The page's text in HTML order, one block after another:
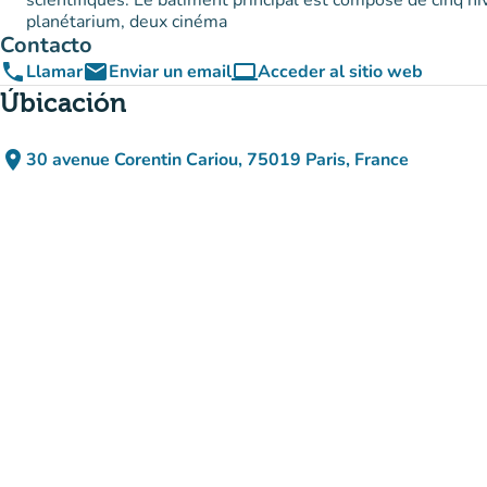
planétarium, deux cinéma
Contacto
phoneLlamaremailEnviar un emailcomputerAcceder al sitio web
(nueva pestaña)
Úbicación
place 30 avenue Corentin Cariou, 75019 Paris, France
(abrir en Google Maps)
(nueva pestaña)